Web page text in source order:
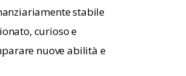
stabile
curioso e
nuove abilità e